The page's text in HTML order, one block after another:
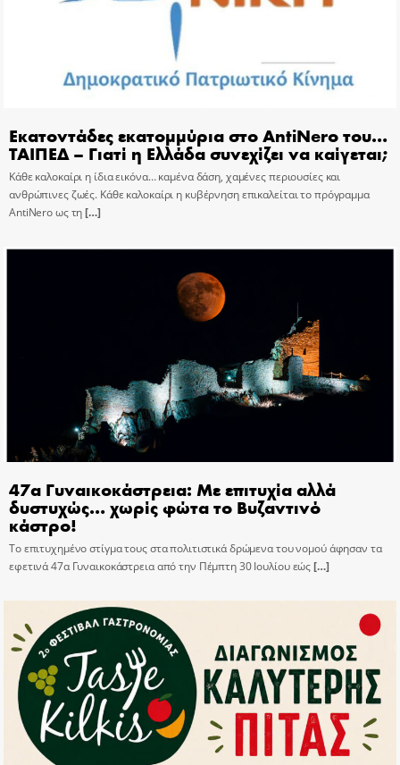
Εκατοντάδες εκατομμύρια στο AntiNero του…
ΤΑΙΠΕΔ – Γιατί η Ελλάδα συνεχίζει να καίγεται;
Κάθε καλοκαίρι η ίδια εικόνα… καμένα δάση, χαμένες περιουσίες και
ανθρώπινες ζωές. Κάθε καλοκαίρι η κυβέρνηση επικαλείται το πρόγραμμα
AntiNero ως τη[…]
47α Γυναικοκάστρεια: Με επιτυχία αλλά
δυστυχώς… χωρίς φώτα το Βυζαντινό
κάστρο!
Το επιτυχημένο στίγμα τους στα πολιτιστικά δρώμενα του νομού άφησαν τα
εφετινά 47α Γυναικοκάστρεια από την Πέμπτη 30 Ιουλίου εώς[…]